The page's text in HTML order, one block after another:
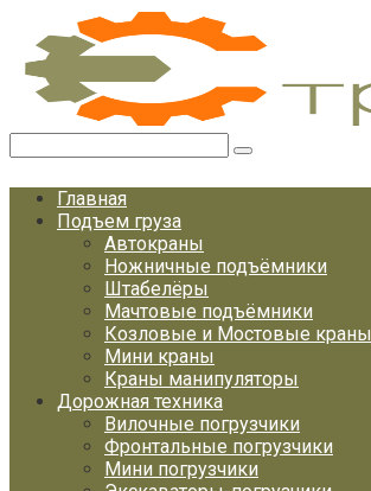
Перейти
контенту
Главная
Подъем груза
Автокраны
Ножничные подъёмники
Штабелёры
Мачтовые подъёмники
Козловые и Мостовые краны
Мини краны
Краны манипуляторы
Дорожная техника
Вилочные погрузчики
Фронтальные погрузчики
Мини погрузчики